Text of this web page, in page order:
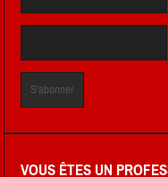
VOUS ÊTES UN